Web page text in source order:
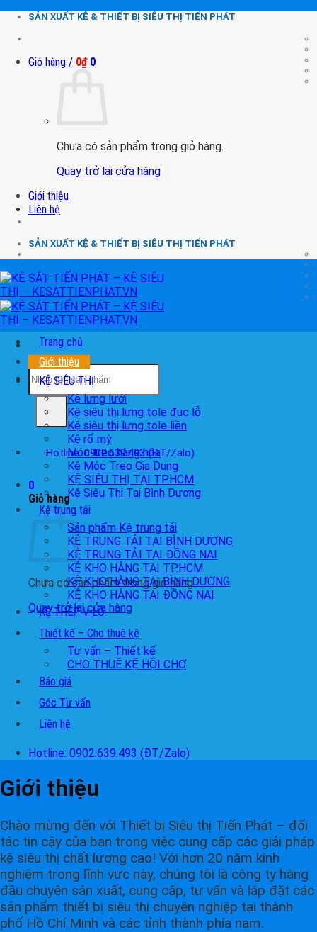
Chuyển
dung
SẢN XUẤT KỆ & THIẾT BỊ SIÊU THỊ TIẾN PHÁT
Giỏ hàng / 0₫ 0
Chưa có sản phẩm trong giỏ hàng.
Quay trở lại cửa hàng
Giới thiệu
Liên hệ
SẢN XUẤT KỆ & THIẾT BỊ SIÊU THỊ TIẾN PHÁT
Tìm
kiếm:
Hotline: 0902.639.493 (ĐT/Zalo)
0
Giỏ hàng
Chưa có sản phẩm trong giỏ hàng.
Quay trở lại cửa hàng
Trang chủ
Giới thiệu
KỆ SIÊU THỊ
Kệ lưng lưới
Kệ siêu thị lưng tole đục lỗ
Kệ siêu thị lưng tole liền
Kệ rổ mỳ
Móc treo hàng hóa
Kệ Móc Treo Gia Dụng
KỆ SIÊU THỊ TẠI TP.HCM
Kệ Siêu Thị Tại Bình Dương
Kệ trung tải
Sản phẩm Kệ trung tải
KỆ TRUNG TẢI TẠI BÌNH DƯƠNG
KỆ TRUNG TẢI TẠI ĐỒNG NAI
KỆ KHO HÀNG TẠI TP.HCM
KỆ KHO HÀNG TẠI BÌNH DƯƠNG
KỆ KHO HÀNG TẠI ĐỒNG NAI
KỆ THÉP V LỖ
Thiết kế – Cho thuê kệ
Tư vấn – Thiết kế
CHO THUÊ KỆ HỘI CHỢ
Báo giá
Góc Tư vấn
Liên hệ
Hotline: 0902.639.493 (ĐT/Zalo)
Giới thiệu
Chào mừng đến với Thiết bị Siêu thị Tiến Phát – đối
tác tin cậy của bạn trong việc cung cấp các giải pháp
kệ siêu thị chất lượng cao! Với hơn 20 năm kinh
nghiệm trong lĩnh vực này, chúng tôi là công ty hàng
đầu chuyên sản xuất, cung cấp, tư vấn và lắp đặt các
sản phẩm thiết bị siêu thị chuyên nghiệp tại thành
phố Hồ Chí Minh và các tỉnh thành phía nam.